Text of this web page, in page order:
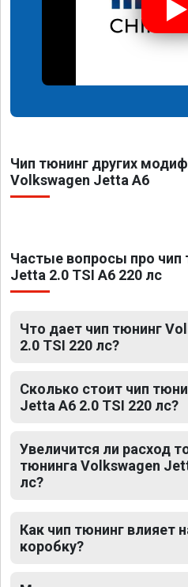
Чип тюнинг других
Volkswagen Jetta A6
Частые вопросы про чип
Jetta 2.0 TSI A6 220 лс
Что дает чип тюнинг
2.0 TSI 220 лс?
Сколько стоит чип
Jetta A6 2.0 TSI 220 лс?
Увеличится ли расход
тюнинга Volkswagen
лс?
Как чип тюнинг влияет
коробку?